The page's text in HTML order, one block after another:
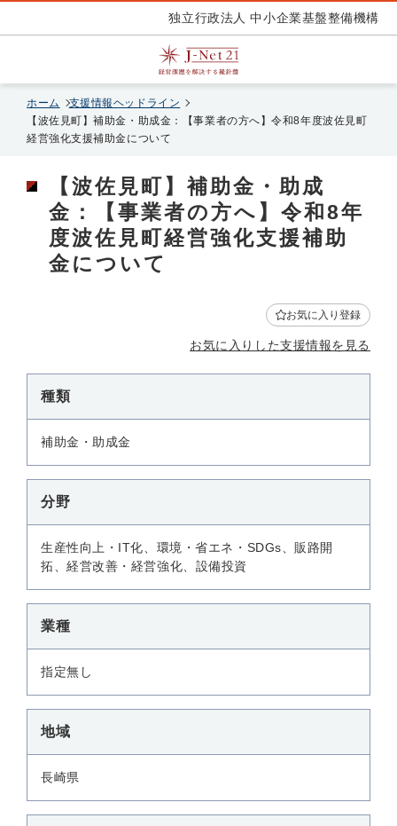
独立行政法人 中小企業基盤整備機構
ホーム
支援情報ヘッドライン
【波佐見町】補助金・助成金：【事業者の方へ】令和8年度波佐見町
経営強化支援補助金について
【波佐見町】補助金・助成
金：【事業者の方へ】令和8年
度波佐見町経営強化支援補助
金について
お気に入り登録
お気に入りした支援情報を見る
種類
補助金・助成金
分野
生産性向上・IT化、環境・省エネ・SDGs、販路開
拓、経営改善・経営強化、設備投資
業種
指定無し
地域
長崎県